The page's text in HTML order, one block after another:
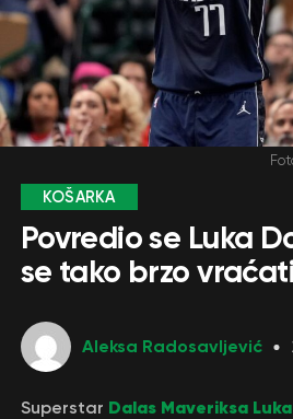
KOŠARKA
Povredio se Luka
se tako brzo
Aleksa Radosavljević
Superstar Dalas Maveriksa